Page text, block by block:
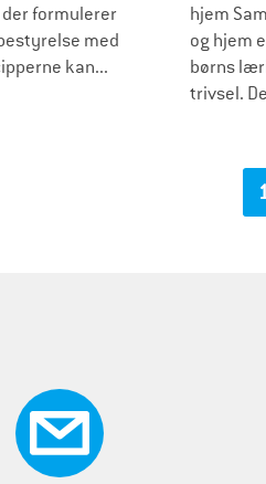
formulerer
med
kan...
hjem
og hjem
børns
trivsel.